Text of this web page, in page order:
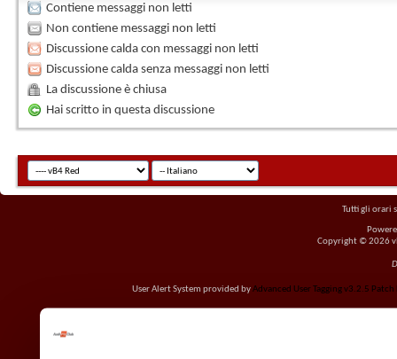
Contiene messaggi non letti
Non contiene messaggi non letti
Discussione calda con messaggi non letti
Discussione calda senza messaggi non letti
La discussione è chiusa
Hai scritto in questa discussione
Tutti gli orari
Copyright © 2026
User Alert System provided byAdvanced User Tagging v3.2.5 Patch